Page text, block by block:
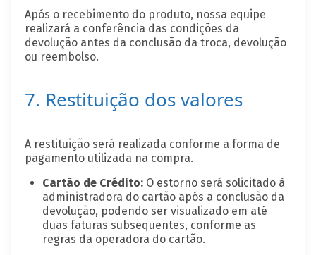
Após o recebimento do produto, nossa equipe
realizará a conferência das condições da
devolução antes da conclusão da troca, devolução
ou reembolso.
7. Restituição dos valores
A restituição será realizada conforme a forma de
pagamento utilizada na compra.
Cartão de Crédito: O estorno será solicitado à
administradora do cartão após a conclusão da
devolução, podendo ser visualizado em até
duas faturas subsequentes, conforme as
regras da operadora do cartão.